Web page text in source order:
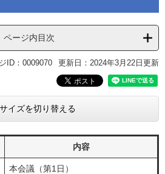
ページ内目次
ID：0009070 更新日：2024年3月22日更新
イズを切り替える
内容
本会議（第1日）